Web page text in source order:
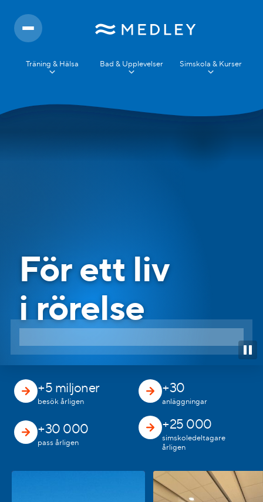
Träning & Hälsa Bad & Upplevelser Simskola & Kurser
För ett liv
i rörelse
+5 miljoner
besök årligen
+30
anläggningar
+30 000
pass årligen
+25 000
simskole­deltagare
årligen